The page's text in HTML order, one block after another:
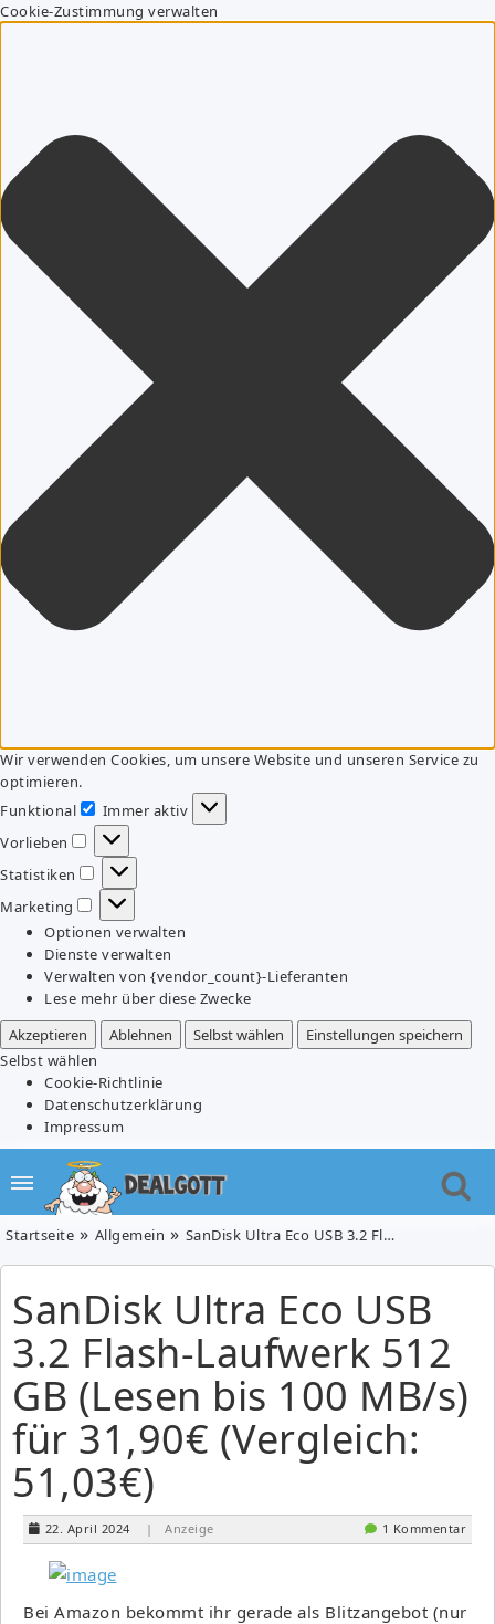
Cookie-Zustimmung verwalten
Wir verwenden Cookies, um unsere Website und unseren Service zu
optimieren.
Funktional
Funktional
Immer aktiv
Vorlieben
Vorlieben
Statistiken
Statistiken
Marketing
Marketing
Optionen verwalten
Dienste verwalten
Verwalten von {vendor_count}-Lieferanten
Lese mehr über diese Zwecke
Akzeptieren
Ablehnen Selbst wählen
Einstellungen speichern
Selbst wählen
Cookie-Richtlinie
Datenschutzerklärung
Impressum
Startseite Allgemein SanDisk Ultra Eco USB 3.2 Flash-Laufwerk 512 GB (Lesen bis 100 MB/s) für 31,90€ (Vergleich: 51,03€)
SanDisk Ultra Eco USB
3.2 Flash-Laufwerk 512
GB (Lesen bis 100 MB/s)
für 31,90€ (Vergleich:
51,03€)
22. April 2024 | Anzeige 1 Kommentar
Bei Amazon bekommt ihr gerade als Blitzangebot (nur